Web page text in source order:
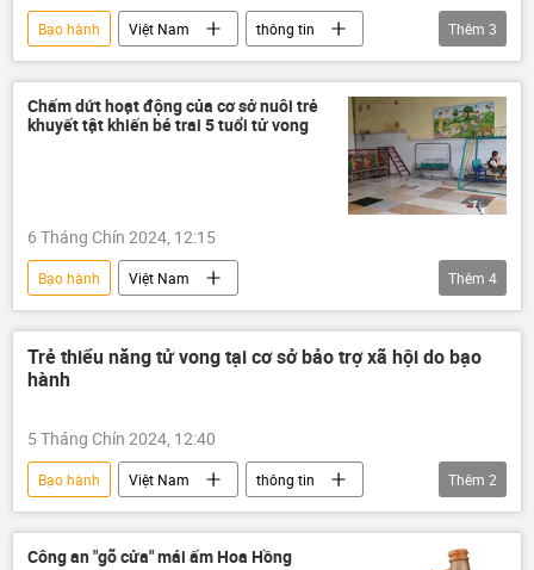
Bạo hành Việt Nam
thông tin
luật hình sự
Trẻ em Pháp luật
Thêm 3
Chấm dứt hoạt động của cơ sở nuôi trẻ
khuyết tật khiến bé trai 5 tuổi tử vong
6 Tháng Chín 2024, 12:15
Bạo hành
Việt Nam
Bộ Công an Việt Nam
thông tin
Trẻ em
tử vong
Thêm 4
Trẻ thiểu năng tử vong tại cơ sở bảo trợ xã hội do bạo
hành
5 Tháng Chín 2024, 12:40
Bạo hành Việt Nam
thông tin
công an
Trẻ em
Thêm 2
Công an "gõ cửa" mái ấm Hoa Hồng